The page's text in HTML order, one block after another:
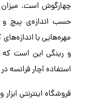
چهارگوش است. میزان
حسب اندازه‌ی پیچ و
مهره‌هایی با
و رینگی این است که
استفاده آچار فرانسه
فروشگاه اینترنتی